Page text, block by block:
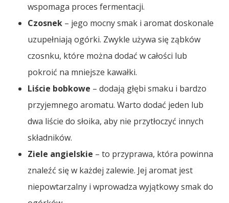
wspomaga proces fermentacji.
Czosnek – jego mocny smak i aromat doskonale
uzupełniają ogórki. Zwykle używa się ząbków
czosnku, które można dodać w całości lub
pokroić na mniejsze kawałki.
Liście bobkowe – dodają głębi smaku i bardzo
przyjemnego aromatu. Warto dodać jeden lub
dwa liście do słoika, aby nie przytłoczyć innych
składników.
Ziele angielskie – to przyprawa, która powinna
znaleźć się w każdej zalewie. Jej aromat jest
niepowtarzalny i wprowadza wyjątkowy smak do